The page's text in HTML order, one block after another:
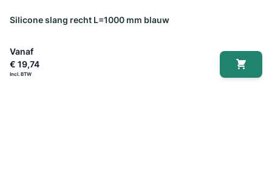
Silicone slang recht L=1000 mm blauw
Vanaf
€ 19,74